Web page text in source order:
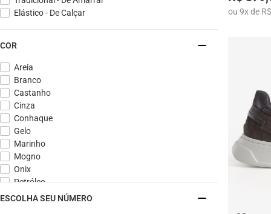
Elástico - De Calçar
COR
Areia
Branco
Castanho
Cinza
Conhaque
Gelo
Marinho
Mogno
Onix
Petróleo
Preto
ESCOLHA SEU NÚMERO
ou 9xde